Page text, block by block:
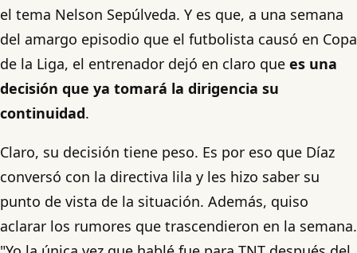
el tema Nelson Sepúlveda. Y es que, a una semana
del amargo episodio que el futbolista causó en Copa
de la Liga, el entrenador dejó en claro que es una
decisión que ya tomará la dirigencia su
continuidad.
Claro, su decisión tiene peso. Es por eso que Díaz
conversó con la directiva lila y les hizo saber su
punto de vista de la situación. Además, quiso
aclarar los rumores que trascendieron en la semana.